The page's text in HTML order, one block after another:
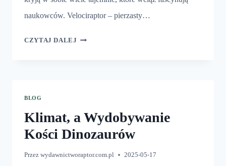
naukowców. Velociraptor – pierzasty…
CZYTAJ DALEJ SKRZYDŁA
BLOG
Klimat, a Wydobywanie
Kości Dinozaurów
Przez wydawnictworaptor.com.pl 2025-05-17